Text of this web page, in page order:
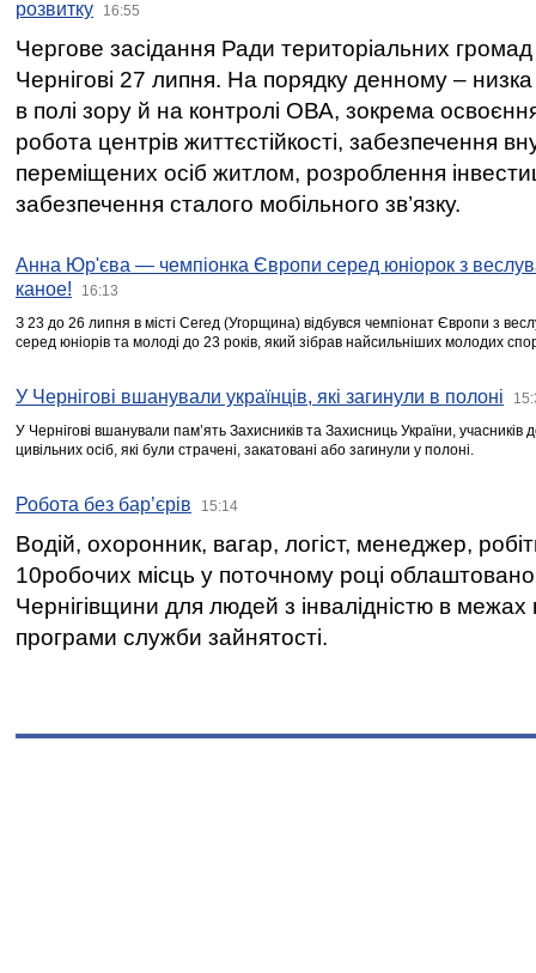
розвитку 16:55
Чергове засідання Ради територіальних громад
Чернігові 27 липня. На порядку денному –
в полі зору й на контролі ОВА, зокрема освоєння
робота центрів життєстійкості, забезпечення
переміщених осіб житлом, розроблення
забезпечення сталого мобільного зв’язку.
Анна Юр'єва — чемпіонка Європи серед юніорок з
каное!
16:13
З 23 до 26 липня в місті Сегед (Угорщина) відбувся чемпіонат Європи з
серед юніорів та молоді до 23 років, який зібрав найсильніших молодих
У Чернігові вшанували українців, які загинули в полоні
У Чернігові вшанували пам’ять Захисників та Захисниць України,
цивільних осіб, які були страчені, закатовані або загинули у полоні.
Робота без бар’єрів 15:14
Водій, охоронник, вагар, логіст, менеджер,
10робочих місць у поточному році
Чернігівщини для людей з інвалідністю в межах
програми служби зайнятості.